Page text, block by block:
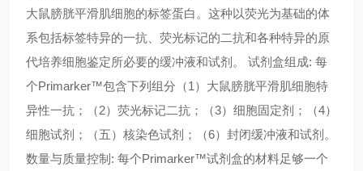
大鼠膀胱平滑肌细胞的标签蛋白。这种以荧光为基础的体
系包括标签特异的一抗、荧光标记的二抗和各种特异的原
代培养细胞鉴定所必要的缓冲液和试剂。 试剂盒组成: 每
个Primarker™包含下列组分（1）大鼠膀胱平滑肌细胞特
异性一抗；（2）荧光标记二抗；（3）细胞固定剂；（4）
细胞试剂；（五）核染色试剂；（6）封闭缓冲液和试剂。
数量与质量控制: 每个Primarker™试剂盒的材料足够一个